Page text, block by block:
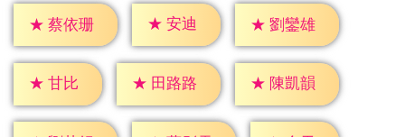
★ 蔡依珊 ★ 安迪 ★ 劉鑾雄
★ 甘比 ★ 田路路 ★ 陳凱韻